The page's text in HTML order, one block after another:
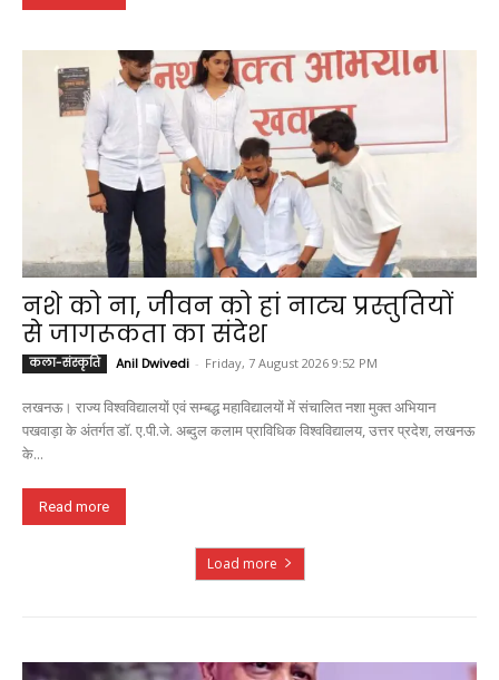
नशे को ना, जीवन को हां नाट्य प्रस्तुतियों
से जागरूकता का संदेश
कला-संस्कृति Anil Dwivedi - Friday, 7 August 2026 9:52 PM
लखनऊ। राज्य विश्वविद्यालयों एवं सम्बद्ध महाविद्यालयों में संचालित नशा मुक्त अभियान
पखवाड़ा के अंतर्गत डॉ. ए.पी.जे. अब्दुल कलाम प्राविधिक विश्वविद्यालय, उत्तर प्रदेश, लखनऊ
के...
Read more
Load more